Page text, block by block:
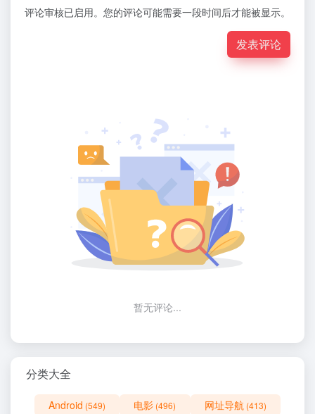
评论审核已启用。您的评论可能需要一段时间后才能被显示。
发表评论
暂无评论...
分类大全
Android (549) 电影 (496) 网址导航 (413)